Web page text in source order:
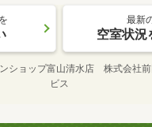
最新
空室状況
ショップ富山清水店 株式会社
ビス